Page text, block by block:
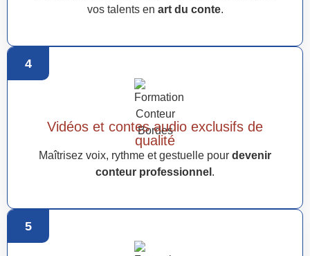
vos talents en art du conte.
4
Vidéos et contes audio exclusifs de
qualité
Maîtrisez voix, rythme et gestuelle pour devenir
conteur professionnel .
5